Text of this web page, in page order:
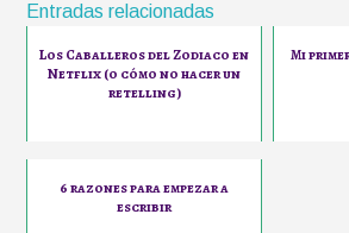
Entradas relacionadas
Los Caballeros del Zodiaco en
Netflix (o cómo no hacer un
retelling)
Mi
6 razones para empezar a
escribir